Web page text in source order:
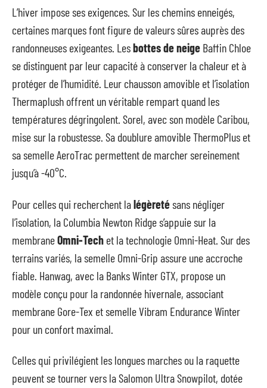
L’hiver impose ses exigences. Sur les chemins enneigés,
certaines marques font figure de valeurs sûres auprès des
randonneuses exigeantes. Lesbottes de neige Baffin Chloe
se distinguent par leur capacité à conserver la chaleur et à
protéger de l’humidité. Leur chausson amovible et l’isolation
Thermaplush offrent un véritable rempart quand les
températures dégringolent. Sorel, avec son modèle Caribou,
mise sur la robustesse. Sa doublure amovible ThermoPlus et
sa semelle AeroTrac permettent de marcher sereinement
jusqu’à -40°C.
Pour celles qui recherchent lalégèretésans négliger
l’isolation, la Columbia Newton Ridge s’appuie sur la
membraneOmni-Tech et la technologie Omni-Heat. Sur des
terrains variés, la semelle Omni-Grip assure une accroche
fiable. Hanwag, avec la Banks Winter GTX, propose un
modèle conçu pour la randonnée hivernale, associant
membrane Gore-Tex et semelle Vibram Endurance Winter
pour un confort maximal.
Celles qui privilégient les longues marches ou la raquette
peuvent se tourner vers la Salomon Ultra Snowpilot, dotée